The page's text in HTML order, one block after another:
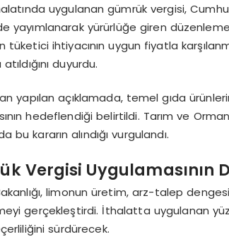
uygulanan gümrük vergisi,
yayımlanarak yürürlüğe giren
tüketici ihtiyacının uygun fiyatla
duyurdu.
yapılan açıklamada, temel gıda
hedeflendiği belirtildi. Tarım ve
bu kararın alındığı vurgulandı.
Vergisi Uygulamasının
limonun üretim, arz-talep
gerçekleştirdi. İthalatta uygulanan
sürdürecek.